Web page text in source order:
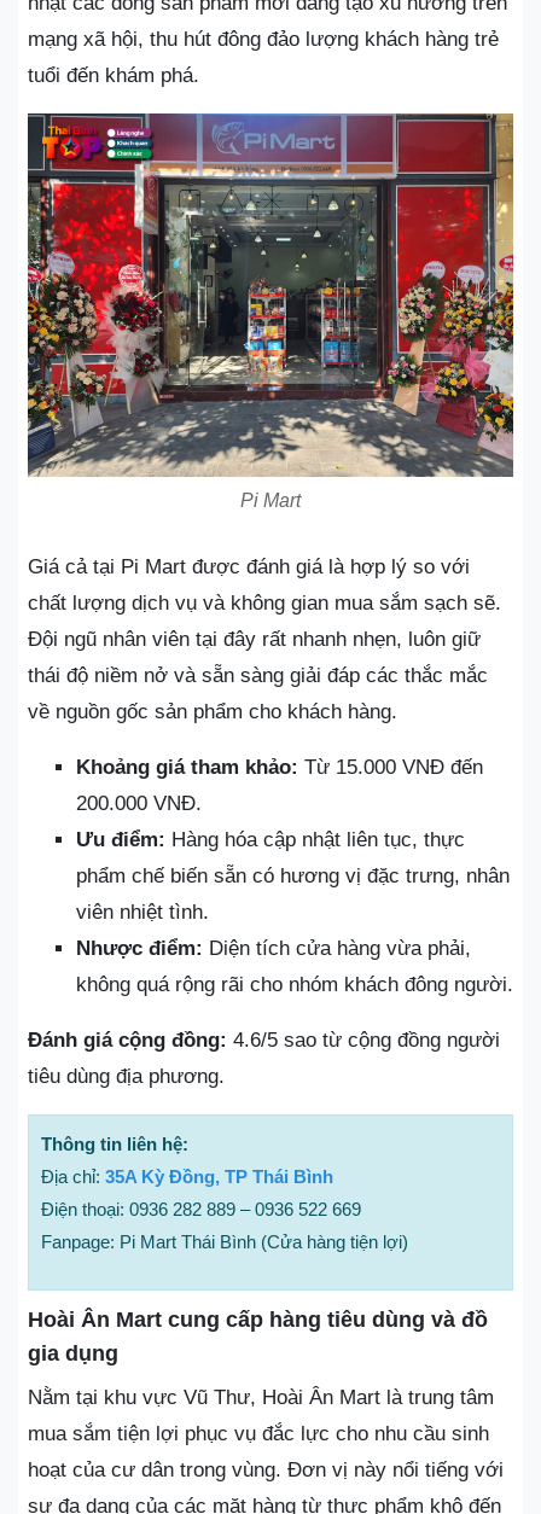
mạng xã hội, thu hút đông đảo lượng khách hàng trẻ
tuổi đến khám phá.
Pi Mart
Giá cả tại Pi Mart được đánh giá là hợp lý so với
chất lượng dịch vụ và không gian mua sắm sạch sẽ.
Đội ngũ nhân viên tại đây rất nhanh nhẹn, luôn giữ
thái độ niềm nở và sẵn sàng giải đáp các thắc mắc
về nguồn gốc sản phẩm cho khách hàng.
Khoảng giá tham khảo: Từ 15.000 VNĐ đến
200.000 VNĐ.
Ưu điểm: Hàng hóa cập nhật liên tục, thực
phẩm chế biến sẵn có hương vị đặc trưng, nhân
viên nhiệt tình.
Nhược điểm: Diện tích cửa hàng vừa phải,
không quá rộng rãi cho nhóm khách đông người.
Đánh giá cộng đồng: 4.6/5 sao từ cộng đồng người
tiêu dùng địa phương.
Thông tin liên hệ:
Địa chỉ: 35A Kỳ Đồng, TP Thái Bình
Điện thoại: 0936 282 889 – 0936 522 669
Fanpage: Pi Mart Thái Bình (Cửa hàng tiện lợi)
Hoài Ân Mart cung cấp hàng tiêu dùng và đồ
gia dụng
Nằm tại khu vực Vũ Thư, Hoài Ân Mart là trung tâm
mua sắm tiện lợi phục vụ đắc lực cho nhu cầu sinh
hoạt của cư dân trong vùng. Đơn vị này nổi tiếng với
sự đa dạng của các mặt hàng từ thực phẩm khô đến